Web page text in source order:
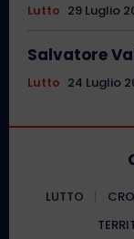
Lutto 29 Luglio
Salvatore
Lutto 24 Luglio
LUTTO